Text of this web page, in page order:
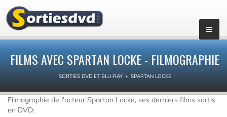
FILMS AVEC SPARTAN LOCKE - FILMOGRAPHIE
SORTIES DVD ET BLU-RAY SPARTAN LOCKE
Filmographie de l'acteur Spartan Locke, ses derniers films sortis
en DVD: